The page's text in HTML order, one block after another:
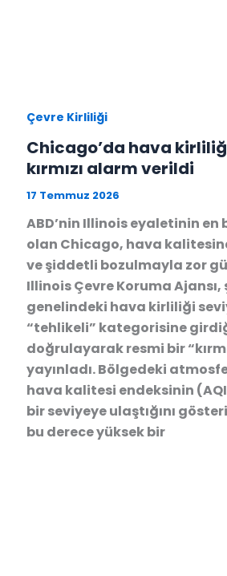
Çevre Kirliliği
Chicago’da hava
kırmızı alarm verildi
17 Temmuz 2026
ABD’nin Illinois eyaletinin en
olan Chicago, hava
ve şiddetli bozulmayla zor
Illinois Çevre Koruma Ajansı,
genelindeki hava kirliliği
“tehlikeli” kategorisine
doğrulayarak resmi bir
yayınladı. Bölgedeki
hava kalitesi endeksinin
bir seviyeye ulaştığını
bu derece yüksek bir